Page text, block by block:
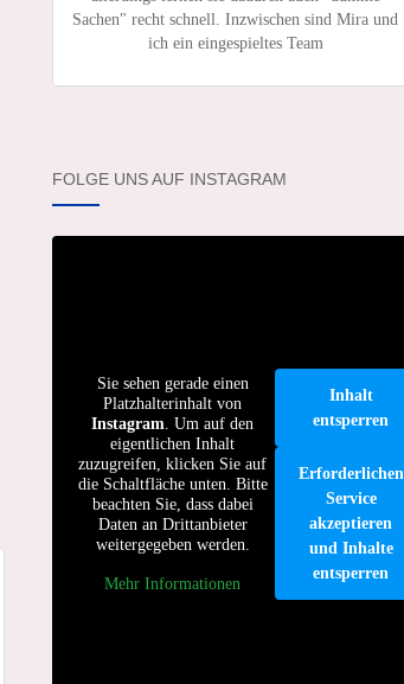
Sachen" recht schnell. Inzwischen sind Mira und
ich ein eingespieltes Team
FOLGE UNS AUF INSTAGRAM
Sie sehen gerade einen
Platzhalterinhalt von
Instagram. Um auf den
eigentlichen Inhalt
zuzugreifen, klicken Sie auf
die Schaltfläche unten. Bitte
beachten Sie, dass dabei
Daten an Drittanbieter
weitergegeben werden.
Mehr Informationen
Inhalt
entsperren
Erforderlichen
Service
akzeptieren
und Inhalte
entsperren